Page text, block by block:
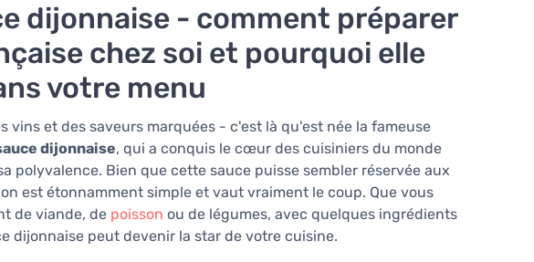
dijonnaise - comment préparer
chez soi et pourquoi elle
votre menu
vins et des saveurs marquées - c'est là qu'est née la fameuse
dijonnaise, qui a conquis le cœur des cuisiniers du monde
polyvalence. Bien que cette sauce puisse sembler réservée aux
est étonnamment simple et vaut vraiment le coup. Que vous
de viande, de poisson ou de légumes, avec quelques ingrédients
dijonnaise peut devenir la star de votre cuisine.